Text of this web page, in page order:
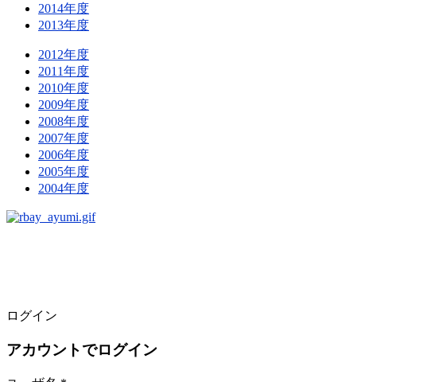
2014年度
2013年度
2012年度
2011年度
2010年度
2009年度
2008年度
2007年度
2006年度
2005年度
2004年度
ログイン
アカウントでログイン